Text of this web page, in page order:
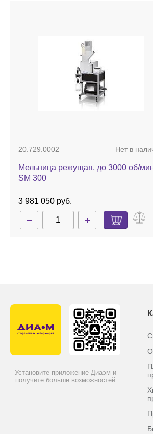
20.729.0002 Нет в
Мельница режущая, до 3000 об/
SM 300
3 981 050 руб.
Установите приложение Диаэм и
получите больше возможностей